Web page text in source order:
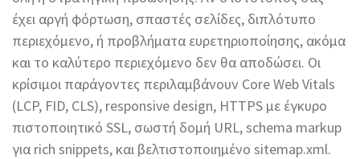
έχει αργή φόρτωση, σπαστές σελίδες, διπλότυπο
περιεχόμενο, ή προβλήματα ευρετηριοποίησης, ακόμα
και το καλύτερο περιεχόμενο δεν θα αποδώσει. Οι
κρίσιμοι παράγοντες περιλαμβάνουν Core Web Vitals
(LCP, FID, CLS), responsive design, HTTPS με έγκυρο
πιστοποιητικό SSL, σωστή δομή URL, schema markup
για rich snippets, και βελτιστοποιημένο sitemap.xml.